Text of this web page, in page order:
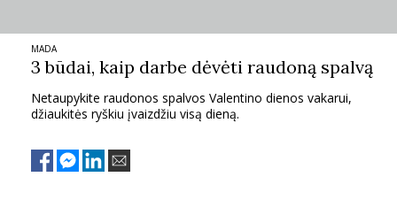
VAIKAI
NELAIMĖS
KONTAKTAI
MADA
3 būdai, kaip darbe dėvėti raudoną spalvą
Netaupykite raudonos spalvos Valentino dienos vakarui,
džiaukitės ryškiu įvaizdžiu visą dieną.